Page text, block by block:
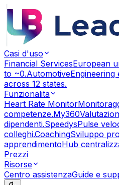
Casi d'uso
Financial ServicesEuropean
to ~0.AutomotiveEngineering
across 12 states.
Funzionalita
Heart Rate Monitor
competenze.My360
dipendenti.SpeedysPulse
colleghi.CoachingSviluppo
apprendimentoHub
Prezzi
Risorse
Centro assistenzaGuide e